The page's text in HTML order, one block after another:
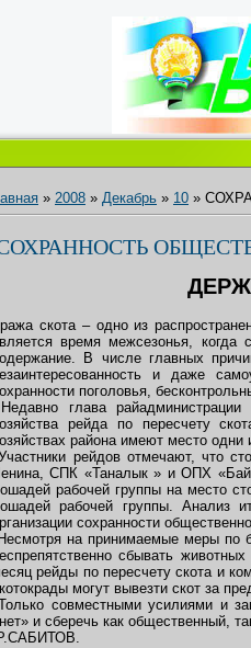
» 2008 » Декабрь » 10 »
скота – одно из
время межсезонья,
В числе главных
и даже
поголовья,
Недавно глава
рейда по пересчету
района имеют место одни
рейдов отмечают, что
СПК «Таналык » и ОПХ
рабочей группы на место
рабочей группы. Анализ
сохранности
Несмотря на принимаемые меры по
сбывать
рейды по пересчету скота и
могут вывезти скот за
совместными усилиями и
и сберечь как общественный,